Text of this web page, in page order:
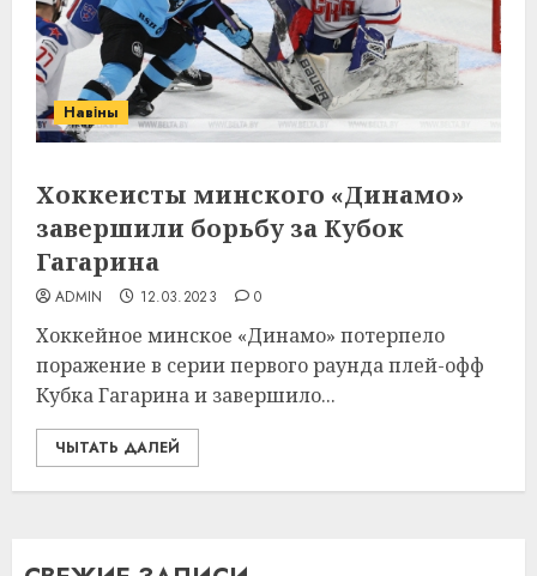
Навіны
Хоккеисты минского «Динамо»
завершили борьбу за Кубок
Гагарина
ADMIN 12.03.2023 0
Хоккейное минское «Динамо» потерпело
поражение в серии первого раунда плей-офф
Кубка Гагарина и завершило...
ЧЫТАТЬ ДАЛЕЙ